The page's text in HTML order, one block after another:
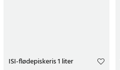
ISI-flødepiskeris 1 liter